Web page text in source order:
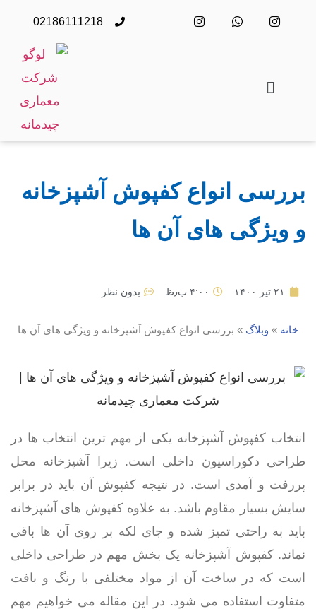
02186111218
بررسی انواع کفپوش آشپزخانه
و ویژگی های آن ها
۲۱ تیر ۱۴۰۰ ۴:۰۰ ب٫ظ بدون نظر
خانه » وبلاگ » بررسی انواع کفپوش آشپزخانه و ویژگی های آن ها
انتخاب کفپوش آشپزخانه یکی از مهم ترین انتخاب ها در
طراحی دکوراسیون داخلی است. زیرا آشپزخانه محل
پررفت و آمدی است. در نتیجه کفپوش آن باید در برابر
سایش بسیار مقاوم باشد. به علاوه کفپوش های آشپزخانه
باید به راحتی تمیز شده و جای لکه بر روی آن ها باقی
نماند. کفپوش آشپزخانه یک بخش مهم در طراحی داخلی
است که در ساخت آن از مواد مختلفی با رنگ و بافت
متفاوت استفاده می شود. در این مقاله می خواهیم مهم